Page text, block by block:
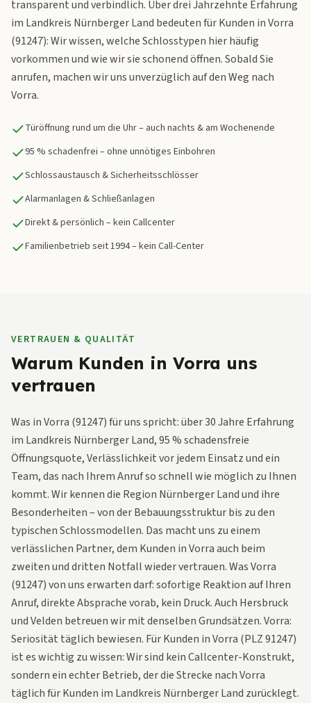
transparent und verbindlich. Über drei Jahrzehnte Erfahrung
im Landkreis Nürnberger Land bedeuten für Kunden in Vorra
(91247): Wir wissen, welche Schlosstypen hier häufig
vorkommen und wie wir sie schonend öffnen. Sobald Sie
anrufen, machen wir uns unverzüglich auf den Weg nach
Vorra.
Türöffnung rund um die Uhr – auch nachts & am Wochenende
95 % schadenfrei – ohne unnötiges Einbohren
Schlossaustausch & Sicherheitsschlösser
Alarmanlagen & Schließanlagen
Direkt & persönlich – kein Callcenter
Familienbetrieb seit 1994 – kein Call-Center
VERTRAUEN & QUALITÄT
Warum Kunden in Vorra uns
vertrauen
Was in Vorra (91247) für uns spricht: über 30 Jahre Erfahrung
im Landkreis Nürnberger Land, 95 % schadensfreie
Öffnungsquote, Verlässlichkeit vor jedem Einsatz und ein
Team, das nach Ihrem Anruf so schnell wie möglich zu Ihnen
kommt. Wir kennen die Region Nürnberger Land und ihre
Besonderheiten – von der Bebauungsstruktur bis zu den
typischen Schlossmodellen. Das macht uns zu einem
verlässlichen Partner, dem Kunden in Vorra auch beim
zweiten und dritten Notfall wieder vertrauen. Was Vorra
(91247) von uns erwarten darf: sofortige Reaktion auf Ihren
Anruf, direkte Absprache vorab, kein Druck. Auch Hersbruck
und Velden betreuen wir mit denselben Grundsätzen. Vorra:
Seriosität täglich bewiesen. Für Kunden in Vorra (PLZ 91247)
ist es wichtig zu wissen: Wir sind kein Callcenter-Konstrukt,
sondern ein echter Betrieb, der die Strecke nach Vorra
täglich für Kunden im Landkreis Nürnberger Land zurücklegt.